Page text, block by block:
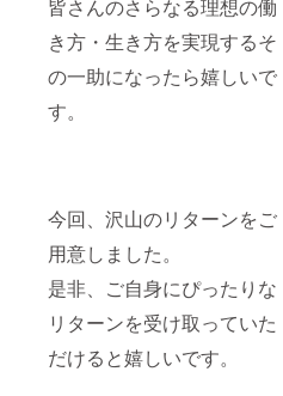
皆さんのさらなる理想の働
き方・生き方を実現するそ
の一助になったら嬉しいで
す。
今回、沢山のリターンをご
用意しました。
是非、ご自身にぴったりな
リターンを受け取っていた
だけると嬉しいです。